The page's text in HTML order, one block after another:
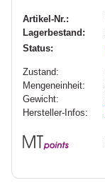
Artikel-Nr.:
Lagerbestand:
Status:
Zustand:
Mengeneinheit:
Gewicht:
Hersteller-Infos: